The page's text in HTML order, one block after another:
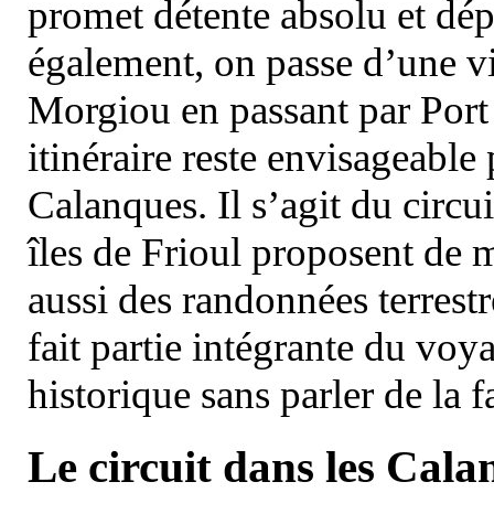
promet détente absolu et
également, on passe d’une
Morgiou en passant par
itinéraire reste
Calanques. Il s’agit du
îles de Frioul proposent de
aussi des randonnées
fait partie intégrante du
historique sans parler de la
Le circuit dans les